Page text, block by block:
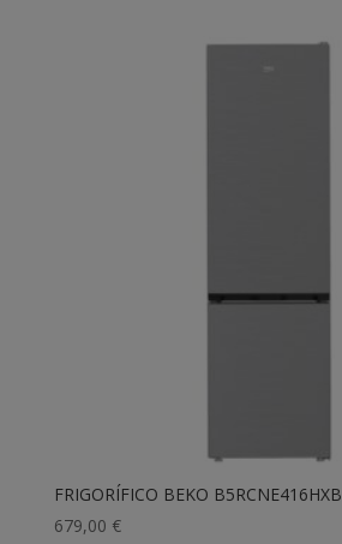
FRIGORÍFICO BEKO B5RCNE416HXB
679,00 €